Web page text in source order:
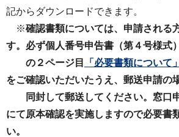
記からダウンロードできます。
※確認書類については、申請される
す。必ず個人番号申告書（第４号様式）
の２ページ目
「必要書類について
をご確認いただいたうえ、郵送申請の
同封して郵送してください。窓⼝
にて原本確認を実施しますので必要書
い。